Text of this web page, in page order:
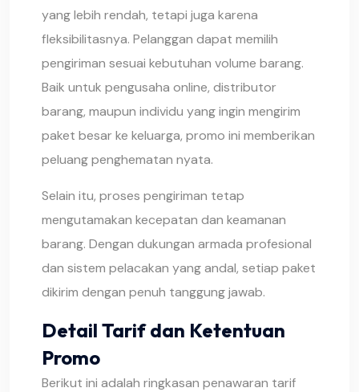
yang lebih rendah, tetapi juga karena
fleksibilitasnya. Pelanggan dapat memilih
pengiriman sesuai kebutuhan volume barang.
Baik untuk pengusaha online, distributor
barang, maupun individu yang ingin mengirim
paket besar ke keluarga, promo ini memberikan
peluang penghematan nyata.
Selain itu, proses pengiriman tetap
mengutamakan kecepatan dan keamanan
barang. Dengan dukungan armada profesional
dan sistem pelacakan yang andal, setiap paket
dikirim dengan penuh tanggung jawab.
Detail Tarif dan Ketentuan
Promo
Berikut ini adalah ringkasan penawaran tarif